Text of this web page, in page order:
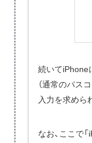
続いてiPhone
（通常のパス
入力を求めら
なお、ここで